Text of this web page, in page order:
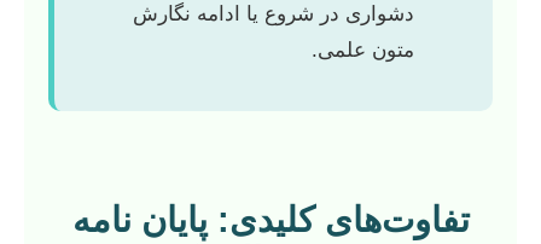
دشواری در شروع یا ادامه نگارش
متون علمی.
تفاوت‌های کلیدی: پایان نامه